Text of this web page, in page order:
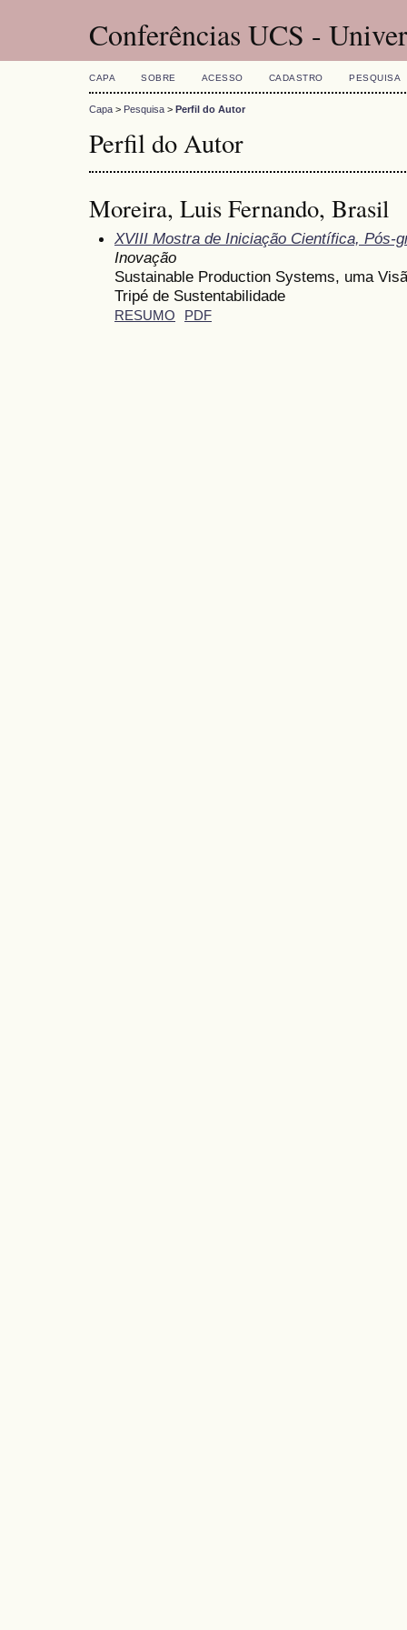
Conferências UCS -
CAPA SOBRE ACESSO CADASTRO PESQUISA
Capa > Pesquisa > Perfil do Autor
Perfil do Autor
Moreira, Luis Fernando, Brasil
XVIII Mostra de Iniciação Científica, Pós-
Inovação
Sustainable Production Systems, uma
Tripé de Sustentabilidade
RESUMO PDF